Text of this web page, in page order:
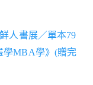
人書展／單本79
學MBA學》(贈完